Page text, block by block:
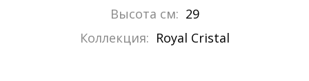
Высота см: 29
Коллекция: Royal Cristal